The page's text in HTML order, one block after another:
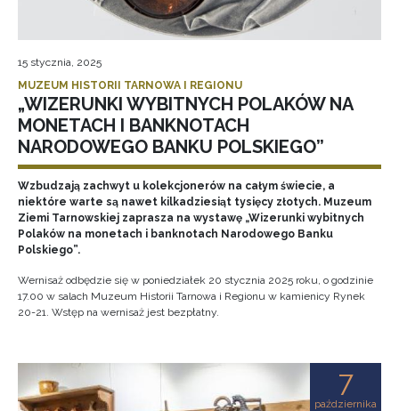
15 stycznia, 2025
MUZEUM HISTORII TARNOWA I REGIONU
„WIZERUNKI WYBITNYCH POLAKÓW NA
MONETACH I BANKNOTACH
NARODOWEGO BANKU POLSKIEGO”
Wzbudzają zachwyt u kolekcjonerów na całym świecie, a
niektóre warte są nawet kilkadziesiąt tysięcy złotych. Muzeum
Ziemi Tarnowskiej zaprasza na wystawę „Wizerunki wybitnych
Polaków na monetach i banknotach Narodowego Banku
Polskiego”.
Wernisaż odbędzie się w poniedziałek 20 stycznia 2025 roku, o godzinie
17.00 w salach Muzeum Historii Tarnowa i Regionu w kamienicy Rynek
20-21. Wstęp na wernisaż jest bezpłatny.
7
października